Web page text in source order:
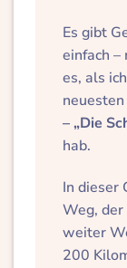
Die
Es gibt
einfach –
es, als
– „Die
hab.
In dieser
Weg, der
weiter
200